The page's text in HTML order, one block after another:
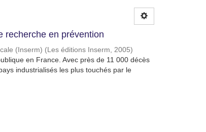
recherche en prévention
(Inserm) (Les éditions Inserm, 2005)
en France. Avec près de 11 000 décès
industrialisés les plus touchés par le